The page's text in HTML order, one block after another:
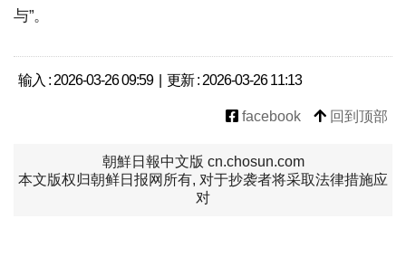
与”。
输入 : 2026-03-26 09:59 | 更新 : 2026-03-26 11:13
facebook 回到顶部
朝鮮日報中文版 cn.chosun.com
本文版权归朝鲜日报网所有, 对于抄袭者将采取法律措施应
对